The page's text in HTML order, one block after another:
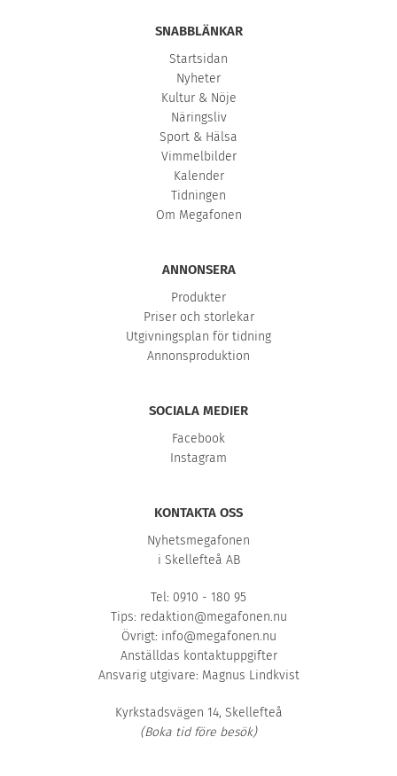
SNABBLÄNKAR
Startsidan
Nyheter
Kultur & Nöje
Näringsliv
Sport & Hälsa
Vimmelbilder
Kalender
Tidningen
Om Megafonen
ANNONSERA
Produkter
Priser och storlekar
Utgivningsplan för tidning
Annonsproduktion
SOCIALA MEDIER
Facebook
Instagram
KONTAKTA OSS
Nyhetsmegafonen
i Skellefteå AB
Tel: 0910 - 180 95
Tips: redaktion@megafonen.nu
Övrigt: info@megafonen.nu
Anställdas kontaktuppgifter
Ansvarig utgivare: Magnus Lindkvist
Kyrkstadsvägen 14, Skellefteå
(Boka tid före besök)